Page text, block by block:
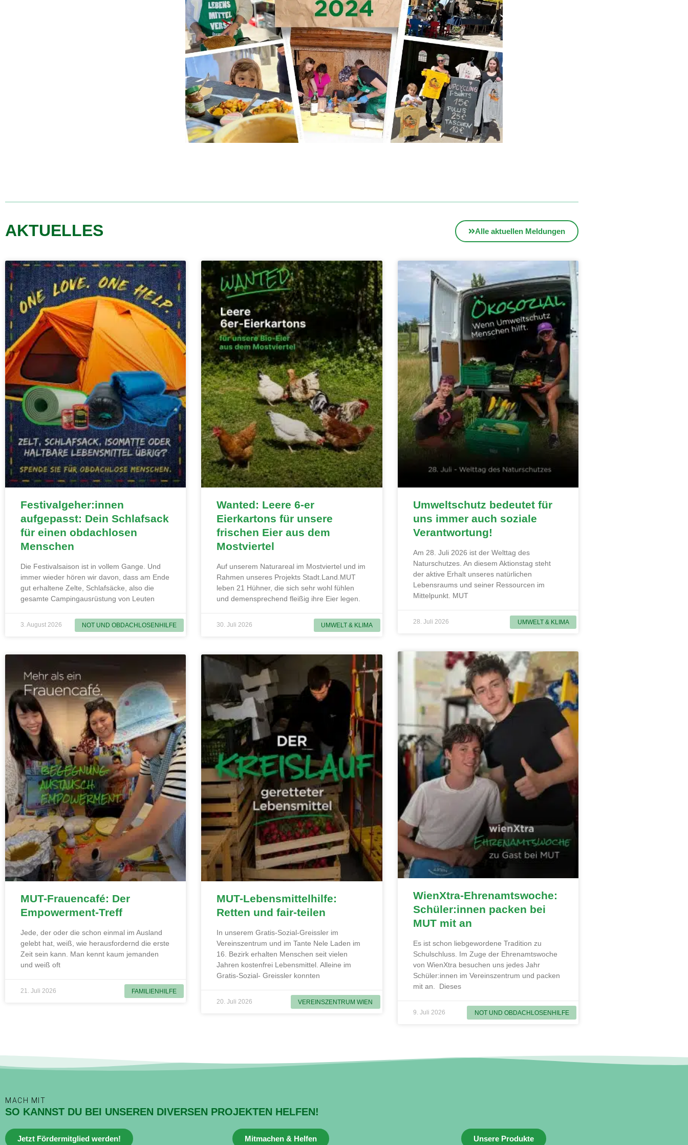
AKTUELLES Alle aktuellen Meldungen
NOT UND OBDACHLOSENHILFE
Festivalgeher:innen
aufgepasst: Dein Schlafsack
für einen obdachlosen
Menschen
Die Festivalsaison ist in vollem Gange. Und
immer wieder hören wir davon, dass am Ende
gut erhaltene Zelte, Schlafsäcke, also die
gesamte Campingausrüstung von Leuten
3. August 2026 UMWELT & KLIMA
Wanted: Leere 6-er
Eierkartons für unsere
frischen Eier aus dem
Mostviertel
Auf unserem Naturareal im Mostviertel und im
Rahmen unseres Projekts Stadt.Land.MUT
leben 21 Hühner, die sich sehr wohl fühlen
und demensprechend fleißig ihre Eier legen.
30. Juli 2026 UMWELT & KLIMA
Umweltschutz bedeutet für
uns immer auch soziale
Verantwortung!
Am 28. Juli 2026 ist der Welttag des
Naturschutzes. An diesem Aktionstag steht
der aktive Erhalt unseres natürlichen
Lebensraums und seiner Ressourcen im
Mittelpunkt. MUT
28. Juli 2026
FAMILIENHILFE
MUT-Frauencafé: Der
Empowerment-Treff
Jede, der oder die schon einmal im Ausland
gelebt hat, weiß, wie herausfordernd die erste
Zeit sein kann. Man kennt kaum jemanden
und weiß oft
21. Juli 2026
VEREINSZENTRUM WIEN
MUT-Lebensmittelhilfe:
Retten und fair-teilen
In unserem Gratis-Sozial-Greissler im
Vereinszentrum und im Tante Nele Laden im
16. Bezirk erhalten Menschen seit vielen
Jahren kostenfrei Lebensmittel. Alleine im
Gratis-Sozial- Greissler konnten
20. Juli 2026
NOT UND OBDACHLOSENHILFE
WienXtra-Ehrenamtswoche:
Schüler:innen packen bei
MUT mit an
Es ist schon liebgewordene Tradition zu
Schulschluss. Im Zuge der Ehrenamtswoche
von WienXtra besuchen uns jedes Jahr
Schüler:innen im Vereinszentrum und packen
mit an. Dieses
9. Juli 2026
MACH MIT
SO KANNST DU BEI UNSEREN DIVERSEN PROJEKTEN HELFEN!
Jetzt Fördermitglied werden! Mitmachen & Helfen Unsere Produkte